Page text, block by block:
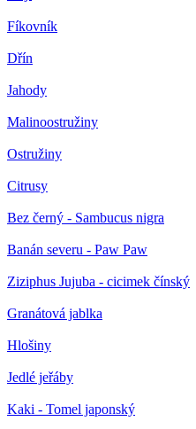
Fíkovník
Dřín
Jahody
Malinoostružiny
Ostružiny
Citrusy
Bez černý - Sambucus nigra
Banán severu - Paw Paw
Ziziphus Jujuba - cicimek čínský
Granátová jablka
Hlošiny
Jedlé jeřáby
Kaki - Tomel japonský